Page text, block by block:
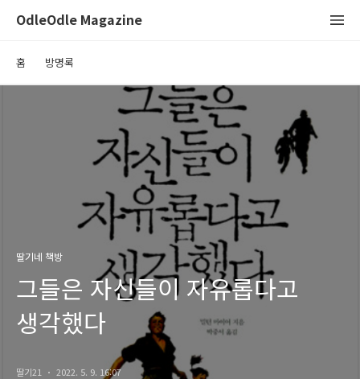
OdleOdle Magazine
홈 방명록
딸기네 책방
그들은 자신들이 자유롭다고
생각했다
딸기21 2022. 5. 9. 16:07